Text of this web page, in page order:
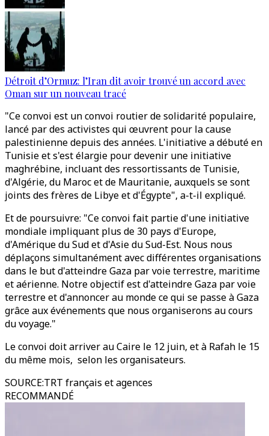
Détroit d’Ormuz: l’Iran dit avoir trouvé un accord avec
Oman sur un nouveau tracé
"Ce convoi est un convoi routier de solidarité populaire,
lancé par des activistes qui œuvrent pour la cause
palestinienne depuis des années. L'initiative a débuté en
Tunisie et s'est élargie pour devenir une initiative
maghrébine, incluant des ressortissants de Tunisie,
d'Algérie, du Maroc et de Mauritanie, auxquels se sont
joints des frères de Libye et d'Égypte", a-t-il expliqué.
Et de poursuivre: "Ce convoi fait partie d'une initiative
mondiale impliquant plus de 30 pays d'Europe,
d'Amérique du Sud et d'Asie du Sud-Est. Nous nous
déplaçons simultanément avec différentes organisations
dans le but d'atteindre Gaza par voie terrestre, maritime
et aérienne. Notre objectif est d'atteindre Gaza par voie
terrestre et d'annoncer au monde ce qui se passe à Gaza
grâce aux événements que nous organiserons au cours
du voyage."
Le convoi doit arriver au Caire le 12 juin, et à Rafah le 15
du même mois, selon les organisateurs.
SOURCE:TRT français et agences
RECOMMANDÉ